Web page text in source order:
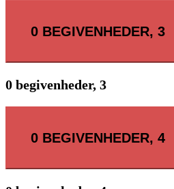
0 BEGIVENHEDER, 3
0 begivenheder, 3
0 BEGIVENHEDER, 4